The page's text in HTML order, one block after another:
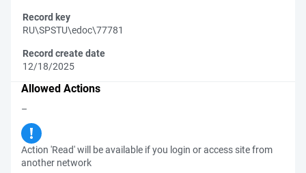
Record key
RU\SPSTU\edoc\77781
Record create date
12/18/2025
Allowed Actions
–
Action 'Read' will be available if you login or access site from
another network